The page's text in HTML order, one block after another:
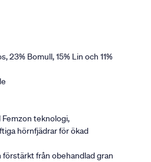
23% Bomull, 15% Lin och 11%
teknologi,
hörnfjädrar för ökad
förstärkt från obehandlad gran